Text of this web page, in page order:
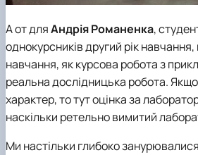
А от дляАндрія Романенка,
однокурсників другий рік
навчання, як курсова робота з
реальна дослідницька робота. Якщо
характер, то тут оцінка за
наскільки ретельно вимитий
Ми настільки глибоко